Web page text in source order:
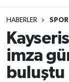
HABERLER SPOR
imza
buluştu
DÜNYA
EĞİTİM
EKONOMİ
İstanbul
Trafik
Süper Lig